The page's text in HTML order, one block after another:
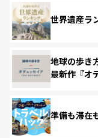
世界遺産ラ
地球の歩き
最新作『オ
準備も滞在